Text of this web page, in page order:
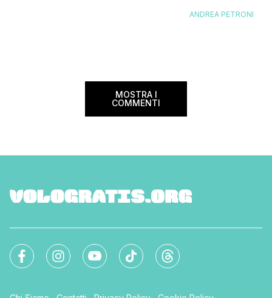
bagaglio cambiano
ANDREA PETRONI
MOSTRA I
COMMENTI